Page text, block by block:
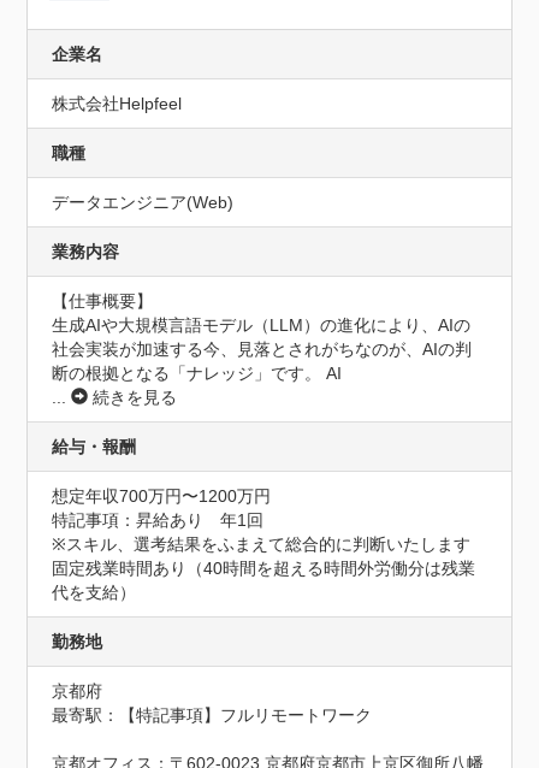
企業名
株式会社Helpfeel
職種
データエンジニア(Web)
業務内容
【仕事概要】
生成AIや大規模言語モデル（LLM）の進化により、AIの
社会実装が加速する今、見落とされがちなのが、AIの判
断の根拠となる「ナレッジ」です。 AI
...
続きを見る
給与・報酬
想定年収700万円〜1200万円
特記事項：昇給あり　年1回
※スキル、選考結果をふまえて総合的に判断いたします
固定残業時間あり（40時間を超える時間外労働分は残業
代を支給）
勤務地
京都府
最寄駅：【特記事項】フルリモートワーク
京都オフィス：〒602-0023 京都府京都市上京区御所八幡